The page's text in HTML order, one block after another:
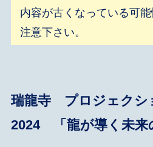
内容が古くなっている可
注意下さい。
瑞龍寺 プロジェクシ
2024 「龍が導く未来